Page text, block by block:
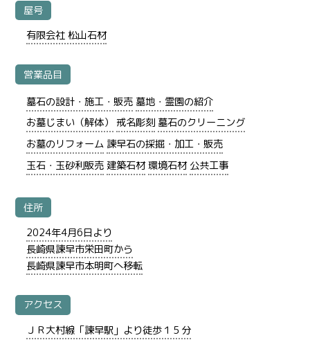
屋号
有限会社 松山石材
営業品目
墓石の設計・施工・販売 墓地・霊園の紹介
お墓じまい（解体） 戒名彫刻 墓石のクリーニング
お墓のリフォーム 諫早石の採掘・加工・販売
玉石・玉砂利販売 建築石材 環境石材 公共工事
住所
2024年4月6日より
長崎県諫早市栄田町から
長崎県諫早市本明町へ移転
アクセス
ＪＲ大村線「諫早駅」より徒歩１５分